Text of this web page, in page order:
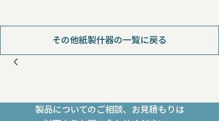
その他紙製什器の一覧に戻る
製品についてのご相談、お見積もりは